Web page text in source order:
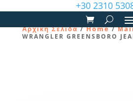
+30 2310
Αρχική Σελίδα/Home/
WRANGLER GREENSBORO